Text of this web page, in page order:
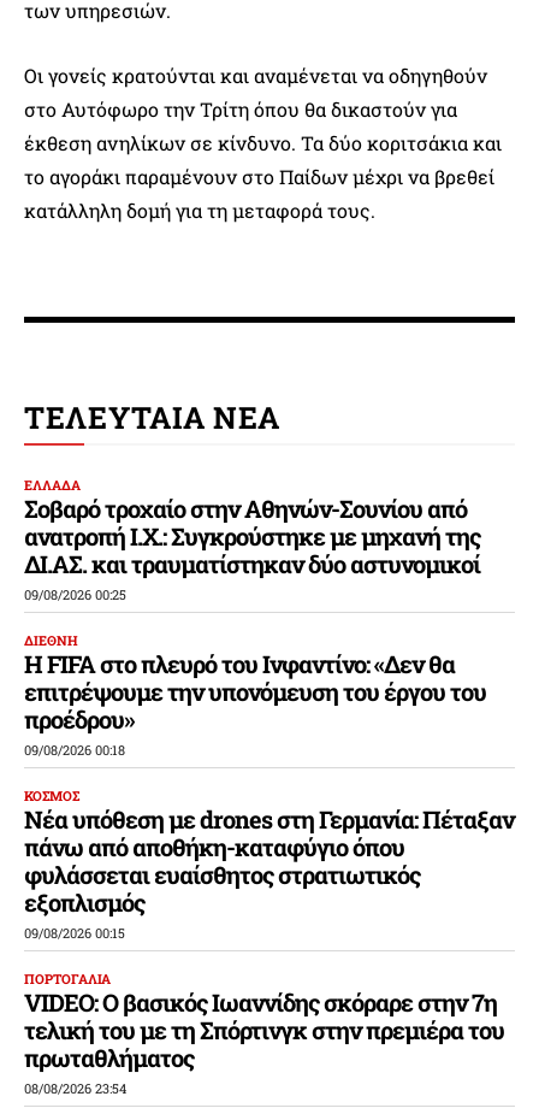
των υπηρεσιών.
Οι γονείς κρατούνται και αναμένεται να οδηγηθούν
στο Αυτόφωρο την Τρίτη όπου θα δικαστούν για
έκθεση ανηλίκων σε κίνδυνο. Τα δύο κοριτσάκια και
το αγοράκι παραμένουν στο Παίδων μέχρι να βρεθεί
κατάλληλη δομή για τη μεταφορά τους.
ΤΕΛΕΥΤΑΙΑ ΝΕΑ
ΕΛΛΑΔΑ
Σοβαρό τροχαίο στην Αθηνών-Σουνίου από
ανατροπή Ι.Χ.: Συγκρούστηκε με μηχανή της
ΔΙ.ΑΣ. και τραυματίστηκαν δύο αστυνομικοί
09/08/2026 00:25
ΔΙΕΘΝΗ
Η FIFA στο πλευρό του Ινφαντίνο: «Δεν θα
επιτρέψουμε την υπονόμευση του έργου του
προέδρου»
09/08/2026 00:18
ΚΟΣΜΟΣ
Νέα υπόθεση με drones στη Γερμανία: Πέταξαν
πάνω από αποθήκη-καταφύγιο όπου
φυλάσσεται ευαίσθητος στρατιωτικός
εξοπλισμός
09/08/2026 00:15
ΠΟΡΤΟΓΑΛΙΑ
VIDEO: Ο βασικός Ιωαννίδης σκόραρε στην 7η
τελική του με τη Σπόρτινγκ στην πρεμιέρα του
πρωταθλήματος
08/08/2026 23:54